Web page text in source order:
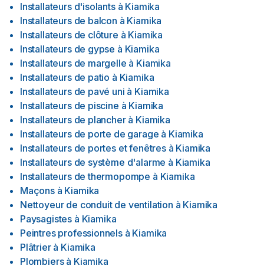
Installateurs d'isolants à Kiamika
Installateurs de balcon à Kiamika
Installateurs de clôture à Kiamika
Installateurs de gypse à Kiamika
Installateurs de margelle à Kiamika
Installateurs de patio à Kiamika
Installateurs de pavé uni à Kiamika
Installateurs de piscine à Kiamika
Installateurs de plancher à Kiamika
Installateurs de porte de garage à Kiamika
Installateurs de portes et fenêtres à Kiamika
Installateurs de système d'alarme à Kiamika
Installateurs de thermopompe à Kiamika
Maçons à Kiamika
Nettoyeur de conduit de ventilation à Kiamika
Paysagistes à Kiamika
Peintres professionnels à Kiamika
Plâtrier à Kiamika
Plombiers à Kiamika